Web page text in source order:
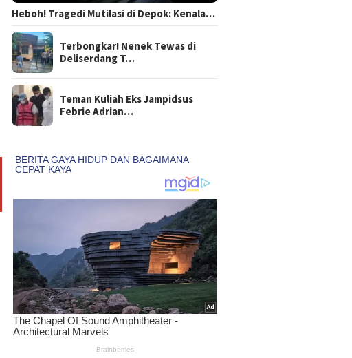
Heboh! Tragedi Mutilasi di Depok: Kenala…
Terbongkar! Nenek Tewas di
Deliserdang T…
Teman Kuliah Eks Jampidsus
Febrie Adrian…